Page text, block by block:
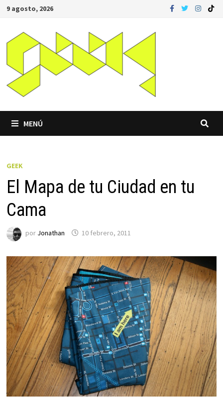
Saltar
contenido
9 agosto, 2026
MENÚ
GEEK
El Mapa de tu Ciudad en tu
Cama
por Jonathan 10 febrero, 2011